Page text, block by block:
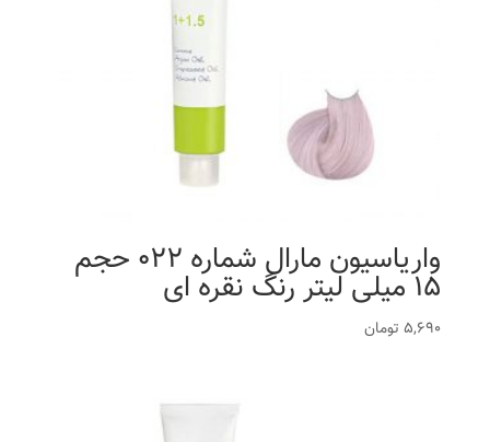
واریاسیون مارال شماره 022 حجم
15 میلی لیتر رنگ نقره ای
5,690 تومان